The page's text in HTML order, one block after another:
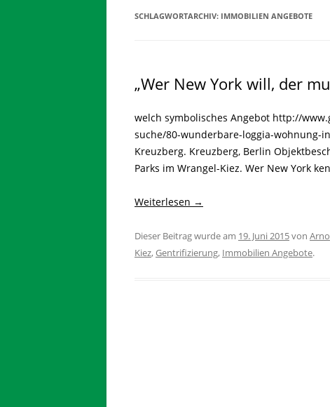
SCHLAGWORTARCHIV: IMMOBILIEN ANGEBOTE
„Wer New York will, der
welch symbolisches Angebot http://
suche/80-wunderbare-loggia-wohnung-
Kreuzberg. Kreuzberg, Berlin
Parks im Wrangel-Kiez. Wer New York
Weiterlesen →
Dieser Beitrag wurde am 19. Juni 2015von Arno
Kiez,Gentrifizierung, Immobilien Angebote.